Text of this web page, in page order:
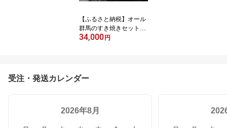
【ふるさと納税】オール
群馬のすき焼きセット
（牛肉600g）
34,000 円
受注・発送カレンダー
2026年8月